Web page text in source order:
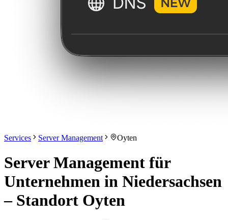
Services Server Management Oyten
Server Management für
Unternehmen in Niedersachsen
– Standort Oyten